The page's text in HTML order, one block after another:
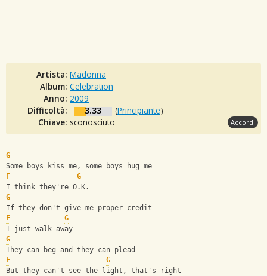
Artista: Madonna
Album: Celebration
Anno: 2009
Difficoltà:
3.33 (Principiante)
Chiave: sconosciuto Accordi
G
Some boys kiss me, some boys hug me
F
G
I think they're O.K.
G
If they don't give me proper credit
F
G
I just walk away
G
They can beg and they can plead
F
G
But they can't see the light, that's right